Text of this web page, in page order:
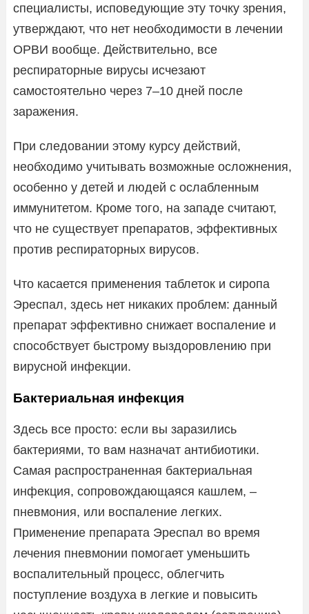
специалисты, исповедующие эту точку зрения,
утверждают, что нет необходимости в лечении
ОРВИ вообще. Действительно, все
респираторные вирусы исчезают
самостоятельно через 7–10 дней после
заражения.
При следовании этому курсу действий,
необходимо учитывать возможные осложнения,
особенно у детей и людей с ослабленным
иммунитетом. Кроме того, на западе считают,
что не существует препаратов, эффективных
против респираторных вирусов.
Что касается применения таблеток и сиропа
Эреспал, здесь нет никаких проблем: данный
препарат эффективно снижает воспаление и
способствует быстрому выздоровлению при
вирусной инфекции.
Бактериальная инфекция
Здесь все просто: если вы заразились
бактериями, то вам назначат антибиотики.
Самая распространенная бактериальная
инфекция, сопровождающаяся кашлем, –
пневмония, или воспаление легких.
Применение препарата Эреспал во время
лечения пневмонии помогает уменьшить
воспалительный процесс, облегчить
поступление воздуха в легкие и повысить